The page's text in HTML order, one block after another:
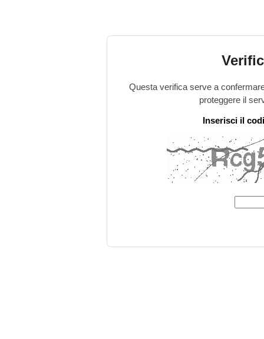
Questa verifica serve a
proteggere il
Inserisci il